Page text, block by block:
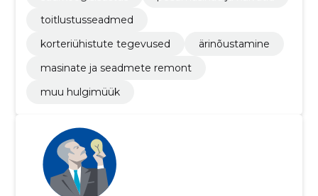
toitlustusseadmed
korteriühistute tegevused
ärinõustamine
masinate ja seadmete remont
muu hulgimüük